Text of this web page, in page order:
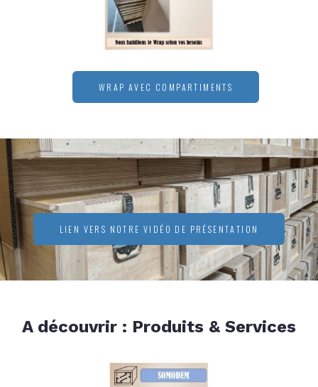
WRAP AVEC COMPARTIMENTS
LIEN VERS NOTRE VIDÉO DE PRÉSENTATION
A découvrir : Produits & Services